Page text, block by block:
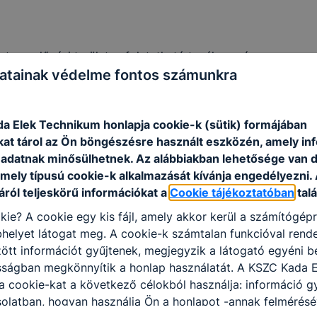
területen folytatható tevékenység.
meghatározott munkaköri feladatok ellátására
pontjában meghatározott tevékenységi
szükség szerint mentort kell biztosítania. A
közösen - legfeljebb ötórás felkészítő, majd
egy órán hatvan perc közösségi szolgálati időt kell
be a teljesítésbe.
köteles vezetni, amelyben rögzíti, hogy mikor, hol,
kötelező elemeként
lapot kell kitöltenie, amely tartalmazza a közösségi
a kiskorú tanuló törvényes képviselőjének egyetértő
dokumentálnia kell a közösségi szolgálat
védelme fontos számunkra
Elek Technikum honlapja cookie-k (sütik) formájában
tárol az Ön böngészésre használt eszközén, amely
minősülhetnek. Az alábbiakban lehetősége van
típusú cookie-k alkalmazását kívánja engedélyezni.
teljeskörű információkat aCookie tájékoztatóban
A cookie egy kis fájl, amely akkor kerül a
látogat meg. A cookie-k számtalan funkcióval
információt gyűjtenek, megjegyzik a látogató egyéni
megkönnyítik a honlap használatát. A KSZC Kada
cookie-kat a következő célokból használja: információ
hogyan használja Ön a honlapot -annak